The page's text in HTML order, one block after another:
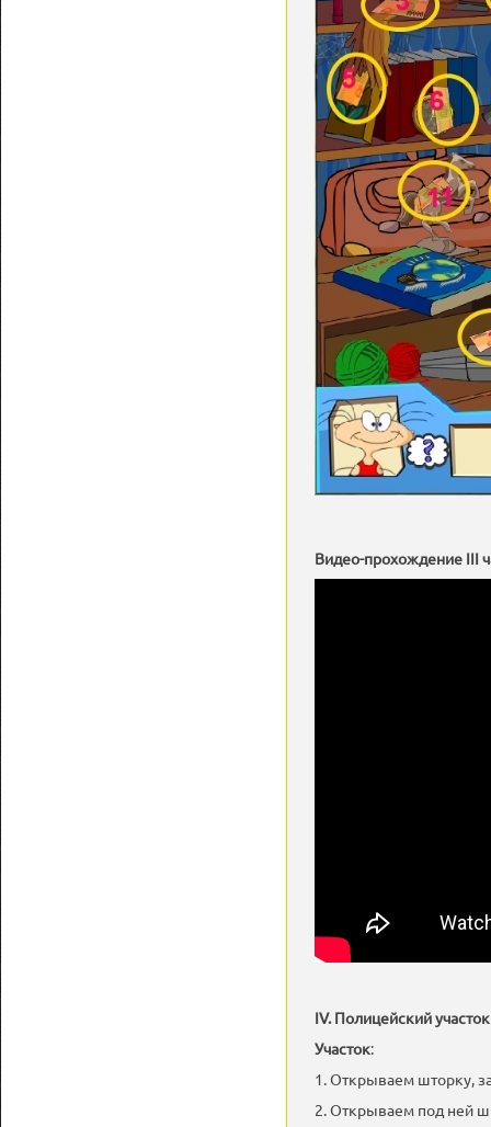
Видео-прохождение III
IV. Полицейский участок
Участок:
1. Открываем шторку,
2. Открываем под ней